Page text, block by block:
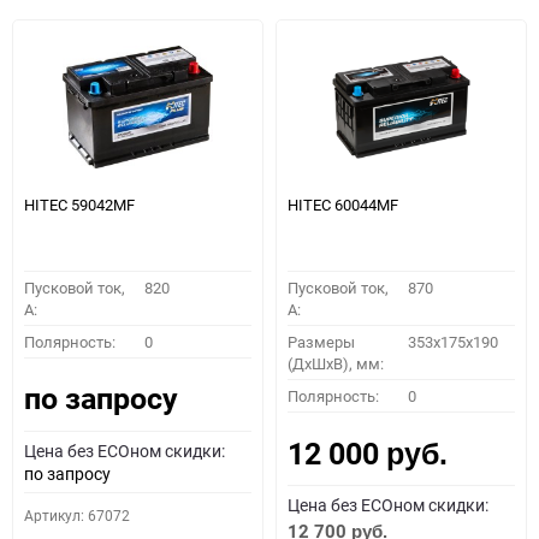
HITEC 59042MF
Пусковой ток,
A:
820
Полярность: 0
по запросу
Цена без ECOном скидки:
по запросу
Артикул: 67072
HITEC 60044MF
Пусковой ток,
A:
870
Размеры
(ДхШхВ), мм:
353x175x190
Полярность: 0
12 000 руб.
Цена без ECOном скидки:
12 700 руб.